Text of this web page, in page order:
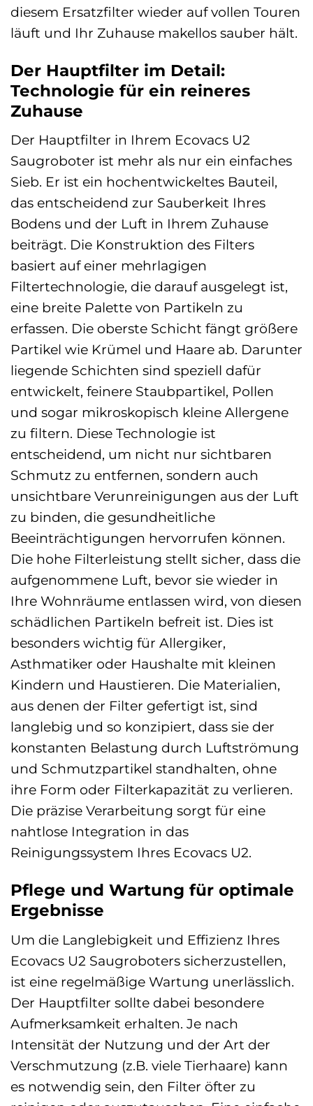
diesem Ersatzfilter wieder auf vollen Touren
läuft und Ihr Zuhause makellos sauber hält.
Der Hauptfilter im Detail:
Technologie für ein reineres
Zuhause
Der Hauptfilter in Ihrem Ecovacs U2
Saugroboter ist mehr als nur ein einfaches
Sieb. Er ist ein hochentwickeltes Bauteil,
das entscheidend zur Sauberkeit Ihres
Bodens und der Luft in Ihrem Zuhause
beiträgt. Die Konstruktion des Filters
basiert auf einer mehrlagigen
Filtertechnologie, die darauf ausgelegt ist,
eine breite Palette von Partikeln zu
erfassen. Die oberste Schicht fängt größere
Partikel wie Krümel und Haare ab. Darunter
liegende Schichten sind speziell dafür
entwickelt, feinere Staubpartikel, Pollen
und sogar mikroskopisch kleine Allergene
zu filtern. Diese Technologie ist
entscheidend, um nicht nur sichtbaren
Schmutz zu entfernen, sondern auch
unsichtbare Verunreinigungen aus der Luft
zu binden, die gesundheitliche
Beeinträchtigungen hervorrufen können.
Die hohe Filterleistung stellt sicher, dass die
aufgenommene Luft, bevor sie wieder in
Ihre Wohnräume entlassen wird, von diesen
schädlichen Partikeln befreit ist. Dies ist
besonders wichtig für Allergiker,
Asthmatiker oder Haushalte mit kleinen
Kindern und Haustieren. Die Materialien,
aus denen der Filter gefertigt ist, sind
langlebig und so konzipiert, dass sie der
konstanten Belastung durch Luftströmung
und Schmutzpartikel standhalten, ohne
ihre Form oder Filterkapazität zu verlieren.
Die präzise Verarbeitung sorgt für eine
nahtlose Integration in das
Reinigungssystem Ihres Ecovacs U2.
Pflege und Wartung für optimale
Ergebnisse
Um die Langlebigkeit und Effizienz Ihres
Ecovacs U2 Saugroboters sicherzustellen,
ist eine regelmäßige Wartung unerlässlich.
Der Hauptfilter sollte dabei besondere
Aufmerksamkeit erhalten. Je nach
Intensität der Nutzung und der Art der
Verschmutzung (z.B. viele Tierhaare) kann
es notwendig sein, den Filter öfter zu